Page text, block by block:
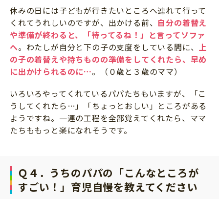
休みの日には子どもが行きたいところへ連れて行って
くれてうれしいのですが、出かける前、 自分の着替え
や準備が終わると、「待ってるね！」と言ってソファ
へ。わたしが自分と下の子の支度をしている間に、
上
の子の着替えや持ちものの準備をしてくれたら、早め
に出かけられるのに…。（０歳と３歳のママ）
いろいろやってくれているパパたちもいますが、「こ
うしてくれたら…」「ちょっとおしい」ところがある
ようですね。一連の工程を全部覚えてくれたら、ママ
たちももっと楽になれそうです。
Ｑ４．うちのパパの「こんなところが
すごい！」育児自慢を教えてください